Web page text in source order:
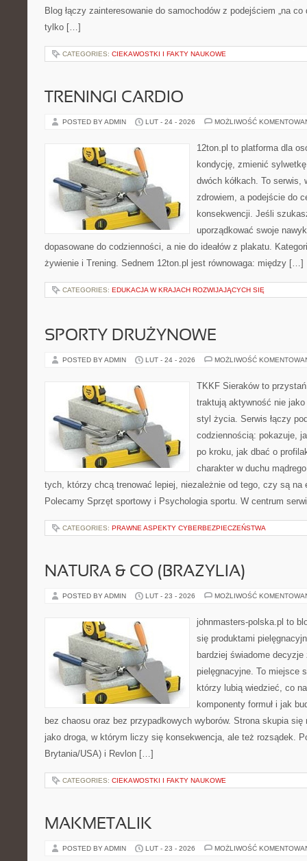
Blog łączy zainteresowanie do samochodów z podejściem „na
tylko […]
CATEGORIES: CIEKAWOSTKI I FAKTY NAUKOWE
TRENINGI CARDIO
POSTED BY ADMIN LUT - 24 - 2026 MOŻLIWOŚĆ
12ton.pl to platforma dla
kondycję, zmienić
dwóch kółkach. To
zdrowiem, a podejście do
konsekwencji. Jeśli
uporządkować swoje
dopasowane do codzienności, a nie do ideałów z plakatu.
żywienie i Trening. Sednem 12ton.pl jest równowaga: między […]
CATEGORIES: EDUKACJA W KRAJACH ROZWIJAJĄCYCH SIĘ
SPORTY DRUŻYNOWE
POSTED BY ADMIN LUT - 24 - 2026 MOŻLIWOŚĆ
TKKF Sieraków to
traktują aktywność nie
styl życia. Serwis łączy
codziennością: pokazuje,
po kroku, jak dbać o
charakter w duchu
tych, którzy chcą trenować lepiej, niezależnie od tego, czy są na
Polecamy Sprzęt sportowy i Psychologia sportu. W centrum
CATEGORIES: PRAWNE ASPEKTY CYBERBEZPIECZEŃSTWA
NATURA & CO (BRAZYLIA)
POSTED BY ADMIN LUT - 23 - 2026 MOŻLIWOŚĆ
johnmasters-polska.pl to
się produktami
bardziej świadome decyzje
pielęgnacyjne. To miejsce
którzy lubią wiedzieć, co
komponenty formuł i jak
bez chaosu oraz bez przypadkowych wyborów. Strona skupia się
jako droga, w którym liczy się konsekwencja, ale też rozsądek.
Brytania/USA) i Revlon […]
CATEGORIES: CIEKAWOSTKI I FAKTY NAUKOWE
MAKMETALIK
POSTED BY ADMIN LUT - 23 - 2026 MOŻLIWOŚĆ